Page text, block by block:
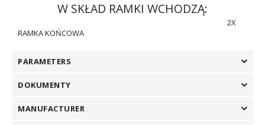
W SKŁAD RAMKI WCHODZĄ:
2X
RAMKA KOŃCOWA
PARAMETERS
DOKUMENTY
MANUFACTURER